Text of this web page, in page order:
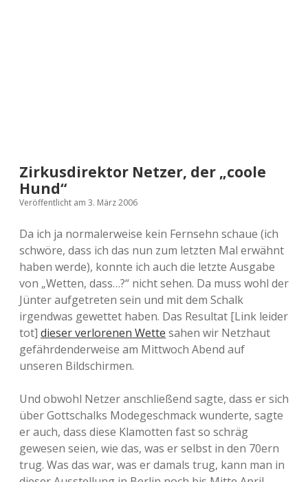
Zirkusdirektor Netzer, der „coole
Hund“
Veröffentlicht am 3. März 2006
Da ich ja normalerweise kein Fernsehn schaue (ich
schwöre, dass ich das nun zum letzten Mal erwähnt
haben werde), konnte ich auch die letzte Ausgabe
von „Wetten, dass…?“ nicht sehen. Da muss wohl der
Jünter aufgetreten sein und mit dem Schalk
irgendwas gewettet haben. Das Resultat [Link leider
tot] dieser verlorenen Wette sahen wir Netzhaut
gefährdenderweise am Mittwoch Abend auf
unseren Bildschirmen.
Und obwohl Netzer anschließend sagte, dass er sich
über Gottschalks Modegeschmack wunderte, sagte
er auch, dass diese Klamotten fast so schräg
gewesen seien, wie das, was er selbst in den 70ern
trug. Was das war, was er damals trug, kann man in